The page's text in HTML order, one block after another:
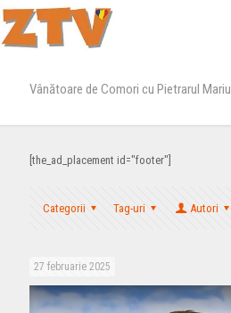
Vânătoare de Comori cu Pietrarul
[the_ad_placement id="footer"]
Categorii Tag-uri Autori
27 februarie 2025